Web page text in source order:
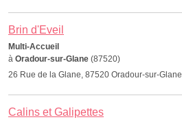
Brin d'Eveil
Multi-Accueil
à Oradour-sur-Glane (87520)
26 Rue de la Glane, 87520 Oradour-sur-Glane
Calins et Galipettes